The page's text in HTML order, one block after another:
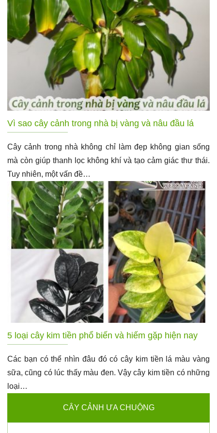
Vì sao cây cảnh trong nhà bị vàng và nâu đầu lá
Cây cảnh trong nhà không chỉ làm đẹp không gian sống
mà còn giúp thanh lọc không khí và tạo cảm giác thư thái.
Tuy nhiên, một vấn đề…
5 loại cây kim tiền phổ biến và hiếm gặp hiện nay
Các bạn có thể nhìn đâu đó có cây kim tiền lá màu vàng
sữa, cũng có lúc thấy màu đen. Vậy cây kim tiền có những
loại…
CÂY CẢNH ƯA CHUỘNG